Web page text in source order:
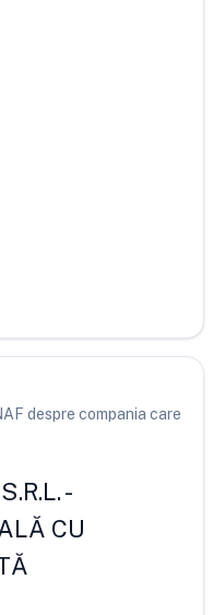
despre compania care
-
CU